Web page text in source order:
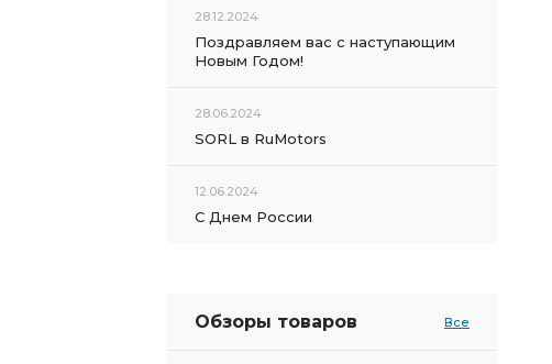
28.12.2024
Поздравляем вас с наступающим
Новым Годом!
28.06.2024
SORL в RuMotors
12.06.2024
С Днем России
Обзоры товаров Все